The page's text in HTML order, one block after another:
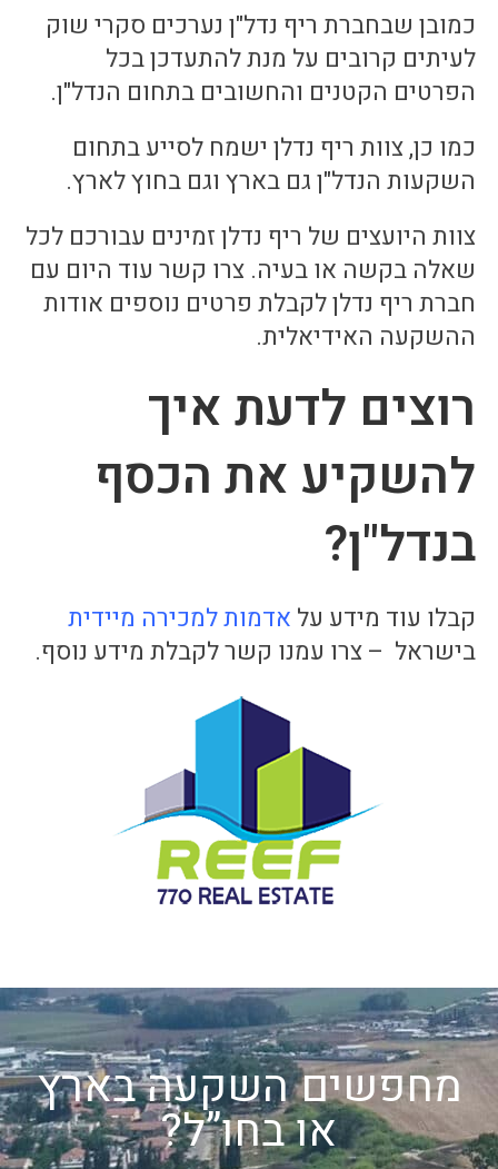
כמובן שבחברת ריף נדל"ן נערכים סקרי שוק
לעיתים קרובים על מנת להתעדכן בכל
הפרטים הקטנים והחשובים בתחום הנדל"ן.
כמו כן, צוות ריף נדלן ישמח לסייע בתחום
השקעות הנדל"ן גם בארץ וגם בחוץ לארץ.
צוות היועצים של ריף נדלן זמינים עבורכם לכל
שאלה בקשה או בעיה. צרו קשר עוד היום עם
חברת ריף נדלן לקבלת פרטים נוספים אודות
ההשקעה האידיאלית.
רוצים לדעת איך
להשקיע את הכסף
בנדל"ן?
קבלו עוד מידע על אדמות למכירה מיידית
בישראל – צרו עמנו קשר לקבלת מידע נוסף.
מחפשים השקעה בארץ
או בחו”ל?